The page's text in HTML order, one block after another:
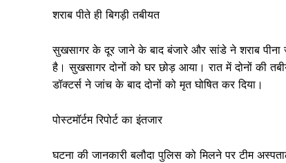
शराब पीते ही बिगड़ी तबीयत
सुखसागर के दूर जाने के बाद बंजारे और सांडे ने शराब पीना
है। सुखसागर दोनों को घर छोड़ आया। रात में दोनों की
डॉक्टर्स ने जांच के बाद दोनों को मृत घोषित कर दिया।
पोस्टमॉर्टम रिपोर्ट का इंतजार
घटना की जानकारी बलौदा पुलिस को मिलने पर टीम